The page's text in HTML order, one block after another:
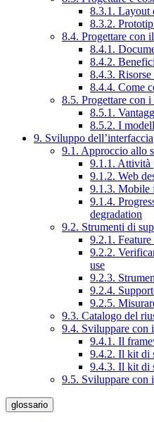
8.3.1. Layout
8.3.2.
8.4. Progettare con
8.4.1.
8.4.2.
8.4.3. Risorse
8.4.4. Come
8.5. Progettare con
8.5.1.
8.5.2. I
9. Sviluppo dell’interfaccia
9.1. Approccio allo
9.1.1. Attività
9.1.2. Web
9.1.3. Mobile
9.1.4.
degradation
9.2. Strumenti di
9.2.1. Feature
9.2.2.
use
9.2.3.
9.2.4.
9.2.5.
9.3. Catalogo del
9.4. Sviluppare con
9.4.1. Il
9.4.2. Il kit di
9.4.3. Il kit di
9.5. Sviluppare con
glossario